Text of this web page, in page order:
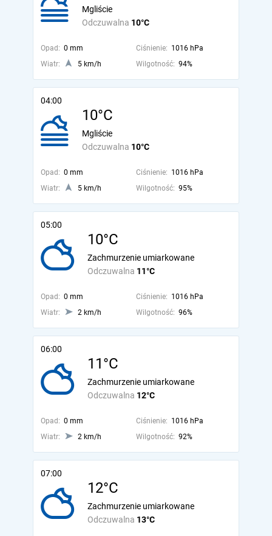
Odczuwalna 10°C
Mgliście
Opad: 0 mm Ciśnienie: 1016 hPa
Wiatr:
5 km/h Wilgotność: 94%
04:00
10°C
Odczuwalna 10°C
Mgliście
Opad: 0 mm Ciśnienie: 1016 hPa
Wiatr:
5 km/h Wilgotność: 95%
05:00
10°C
Odczuwalna 11°C
Zachmurzenie umiarkowane
Opad: 0 mm Ciśnienie: 1016 hPa
Wiatr:
2 km/h Wilgotność: 96%
06:00
11°C
Odczuwalna 12°C
Zachmurzenie umiarkowane
Opad: 0 mm Ciśnienie: 1016 hPa
Wiatr:
2 km/h Wilgotność: 92%
07:00
12°C
Odczuwalna 13°C
Zachmurzenie umiarkowane